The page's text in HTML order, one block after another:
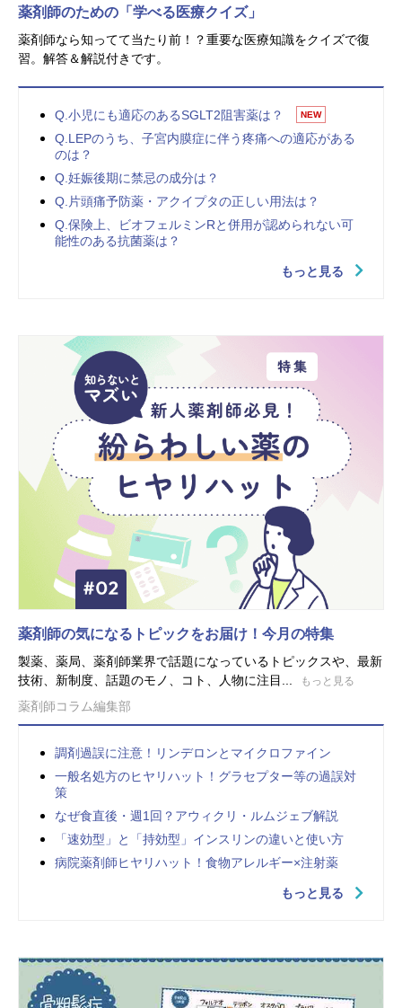
薬剤師のための「学べる医療クイズ」
薬剤師なら知ってて当たり前！？重要な医療知識をクイズで復
習。解答＆解説付きです。
Q.小児にも適応のあるSGLT2阻害薬は？ NEW
Q.LEPのうち、子宮内膜症に伴う疼痛への適応がある
のは？
Q.妊娠後期に禁忌の成分は？
Q.片頭痛予防薬・アクイプタの正しい用法は？
Q.保険上、ビオフェルミンRと併用が認められない可
能性のある抗菌薬は？
もっと見る
薬剤師の気になるトピックをお届け！今月の特集
製薬、薬局、薬剤師業界で話題になっているトピックスや、最新
技術、新制度、話題のモノ、コト、人物に注目...
もっと見る
薬剤師コラム編集部
調剤過誤に注意！リンデロンとマイクロファイン
一般名処方のヒヤリハット！グラセプター等の過誤対
策
なぜ食直後・週1回？アウィクリ・ルムジェブ解説
「速効型」と「持効型」インスリンの違いと使い方
病院薬剤師ヒヤリハット！食物アレルギー×注射薬
もっと見る